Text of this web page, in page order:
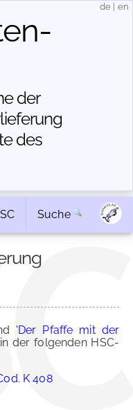
der
des
de en
Suche
'Der Pfaffe mit der
der folgenden HSC-
K 408